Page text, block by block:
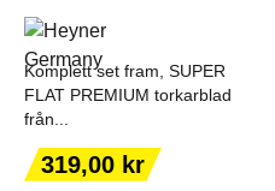
Komplett set fram, SUPER
FLAT PREMIUM torkarblad
från...
Pris
319,00 kr